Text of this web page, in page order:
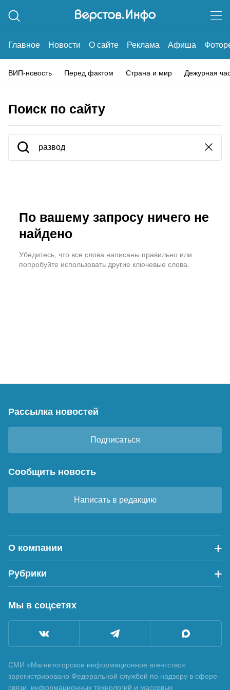
Главное Новости О сайте Реклама Афиша
ВИП-новость Перед фактом Страна и мир Дежурная
Поиск по сайту
По вашему запросу ничего не
найдено
Убедитесь, что все слова написаны правильно или
попробуйте использовать другие ключевые слова.
Рассылка новостей
Подписаться
Сообщить новость
Написать в редакцию
О компании
Рубрики
Мы в соцсетях
СМИ «Магнитогорское информационное агентство»
зарегистрировано Федеральной службой по надзору в сфере
связи, информационных технологий и массовых